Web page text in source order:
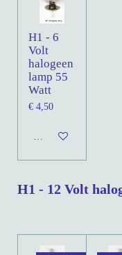
H1 - 6
Volt
halogeen
lamp 55
Watt
€ 4,50
In winkelwagen
H1 - 12 Volt